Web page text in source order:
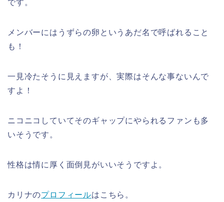
です。
メンバーにはうずらの卵というあだ名で呼ばれること
も！
一見冷たそうに見えますが、実際はそんな事ないんで
すよ！
ニコニコしていてそのギャップにやられるファンも多
いそうです。
性格は情に厚く面倒見がいいそうですよ。
カリナのプロフィールはこちら。